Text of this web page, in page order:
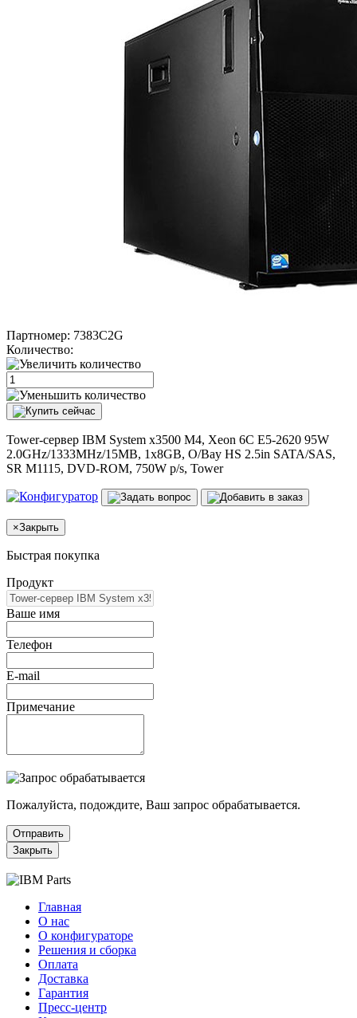
Партномер: 7383C2G
Количество:
Tower-сервер IBM System x3500 M4, Xeon 6C E5-2620 95W
2.0GHz/1333MHz/15MB, 1x8GB, O/Bay HS 2.5in SATA/SAS,
SR M1115, DVD-ROM, 750W p/s, Tower
×Закрыть
Быстрая покупка
Продукт
Ваше имя
Телефон
E-mail
Примечание
Пожалуйста, подождите, Ваш запрос обрабатывается.
Отправить
Закрыть
Главная
О нас
О конфигураторе
Решения и сборка
Оплата
Доставка
Гарантия
Пресс-центр